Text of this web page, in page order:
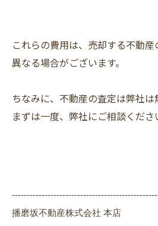
これらの費用は、売却する不動
異なる場合がございます。
ちなみに、不動産の査定は弊社は
まずは一度、弊社にご相談くださ
播磨坂不動産株式会社 本店